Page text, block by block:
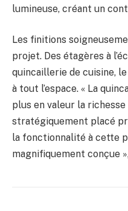
lumineuse, créant un
Les finitions
projet. Des étagères à
quincaillerie de cuisine,
à tout l’espace. « La
plus en valeur la richesse
stratégiquement placé
la fonctionnalité à cette
magnifiquement conçue